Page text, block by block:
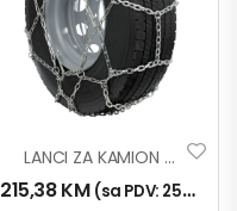
LANCI ZA KAMION PROFESIONAL 295
215,38KM (sa PDV: 252,00